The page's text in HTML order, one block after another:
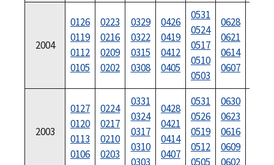
2004
0126
0119
0112
0105
0223
0216
0209
0202
0329
0322
0315
0308
0426
0419
0412
0405
0531
0524
0517
0510
0503
0628
0621
0614
0607
2003
0127
0120
0113
0106
0224
0217
0210
0203
0331
0324
0317
0310
0303
0428
0421
0414
0407
0531
0526
0519
0512
0505
0630
0623
0616
0609
0602